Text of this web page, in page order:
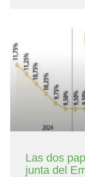
Las dos
junta del